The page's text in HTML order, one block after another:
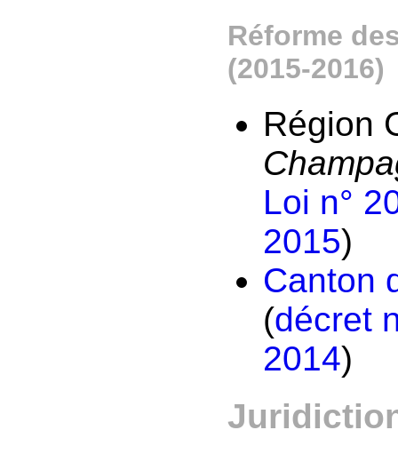
Réforme
(2015-2016)
Région
Loi n°
2015)
Canton
(décret
2014)